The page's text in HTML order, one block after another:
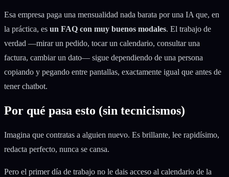
Esa empresa paga una mensualidad nada barata por una IA que, en
la práctica, es un FAQ con muy buenos modales. El trabajo de
verdad —mirar un pedido, tocar un calendario, consultar una
factura, cambiar un dato— sigue dependiendo de una persona
copiando y pegando entre pantallas, exactamente igual que antes de
tener chatbot.
Por qué pasa esto (sin tecnicismos)
Imagina que contratas a alguien nuevo. Es brillante, lee rapidísimo,
redacta perfecto, nunca se cansa.
Pero el primer día de trabajo no le dais acceso al calendario de la